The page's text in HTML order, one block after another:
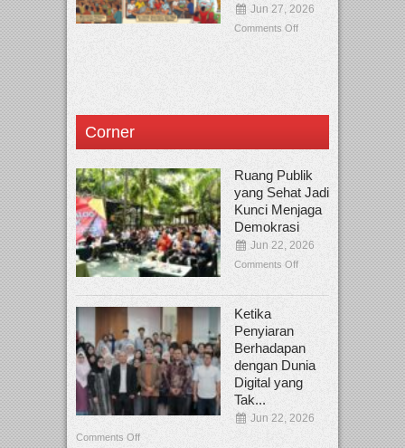
Jun 27, 2026
Comments Off
Corner
Ruang Publik
yang Sehat Jadi
Kunci Menjaga
Demokrasi
Jun 22, 2026
Comments Off
Ketika
Penyiaran
Berhadapan
dengan Dunia
Digital yang
Tak...
Jun 22, 2026
Comments Off